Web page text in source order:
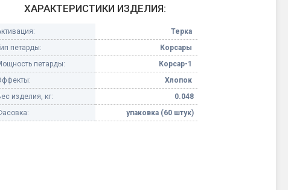
Небесные фонарики
Оборудование для
ХАРАКТЕРИСТИКИ ИЗДЕЛИЯ:
Терка
петарды:
Корсары
петарды:
Корсар-1
Хлопок
изделия, кг:
0.048
упаковка (60 штук)